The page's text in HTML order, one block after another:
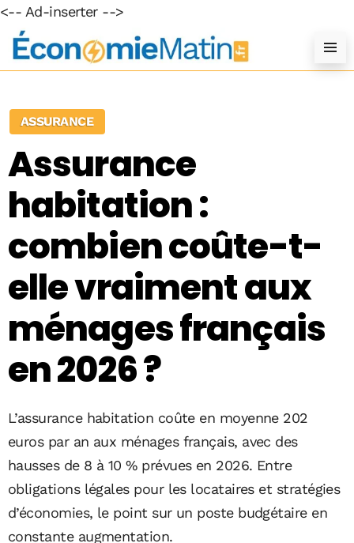
<-- Ad-inserter -->
ASSURANCE
Assurance
habitation :
combien coûte-t-
elle vraiment aux
ménages français
en 2026 ?
L’assurance habitation coûte en moyenne 202
euros par an aux ménages français, avec des
hausses de 8 à 10 % prévues en 2026. Entre
obligations légales pour les locataires et stratégies
d’économies, le point sur un poste budgétaire en
constante augmentation.